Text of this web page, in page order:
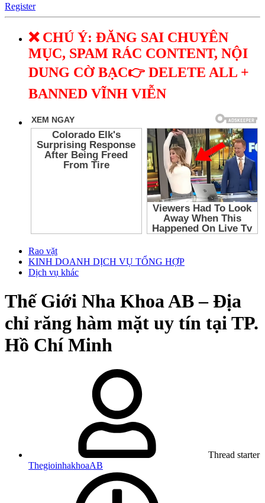
Register
❌ CHÚ Ý: ĐĂNG SAI CHUYÊN
MỤC, SPAM RÁC CONTENT, NỘI
DUNG CỜ BẠC👉 DELETE ALL +
BANNED VĨNH VIỄN
Rao vặt
KINH DOANH DỊCH VỤ TỔNG HỢP
Dịch vụ khác
Thế Giới Nha Khoa AB – Địa
chỉ răng hàm mặt uy tín tại TP.
Hồ Chí Minh
Thread starter
ThegioinhakhoaAB